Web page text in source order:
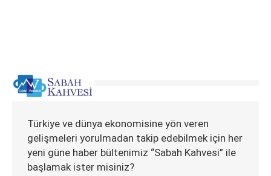
Türkiye ve dünya ekonomisine yön veren
gelişmeleri yorulmadan takip edebilmek için her
yeni güne haber bültenimiz “Sabah Kahvesi” ile
başlamak ister misiniz?